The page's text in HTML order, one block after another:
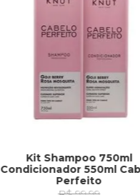
Kit Shampoo 750ml
Condicionador 550ml
Perfeito